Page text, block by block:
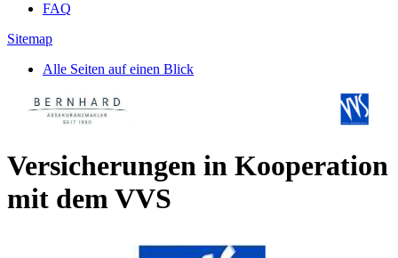
FAQ
Sitemap
Alle Seiten auf einen Blick
Versicherungen in Kooperation
mit dem VVS